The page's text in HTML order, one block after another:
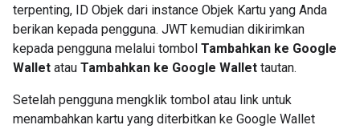
terpenting, ID Objek dari instance Objek Kartu yang Anda
berikan kepada pengguna. JWT kemudian dikirimkan
kepada pengguna melalui tombol Tambahkan ke Google
Wallet atau Tambahkan ke Google Wallet tautan.
Setelah pengguna mengklik tombol atau link untuk
menambahkan kartu yang diterbitkan ke Google Wallet